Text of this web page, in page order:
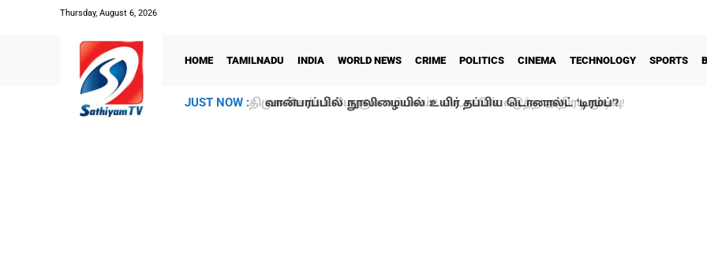
Thursday, August 6, 2026
HOME TAMILNADU INDIA WORLD NEWS CRIME POLITICS CINEMA TECHNOLOGY SPORTS
JUST NOW : வான்பரப்பில் நூலிழையில் உயிர் தப்பிய டொனால்ட் ‘டிரம்ப்’?